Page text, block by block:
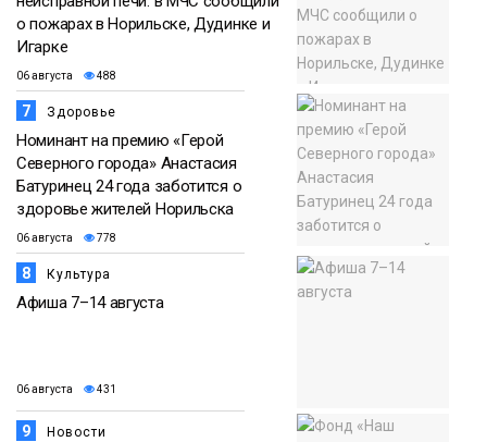
о пожарах в Норильске, Дудинке и
Игарке
06 августа 488
7 Здоровье
Номинант на премию «Герой
Северного города» Анастасия
Батуринец 24 года заботится о
здоровье жителей Норильска
06 августа 778
8 Культура
Афиша 7–14 августа
06 августа 431
9 Новости